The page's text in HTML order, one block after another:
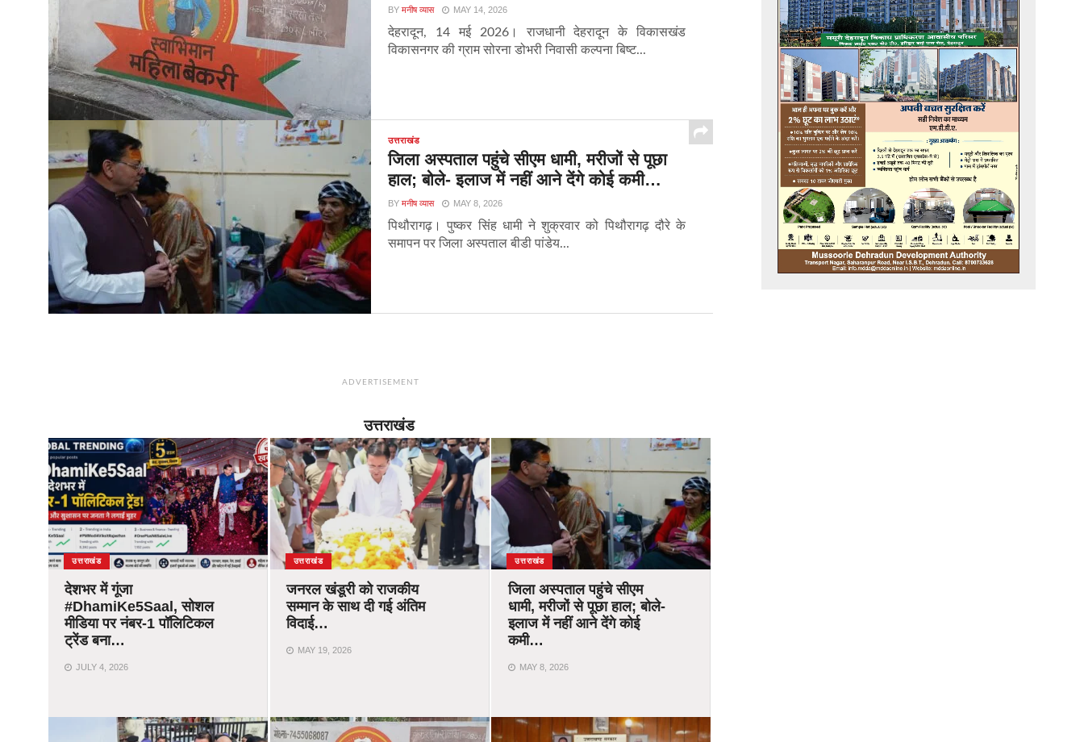
BYमनीष व्यास MAY 14, 2026
देहरादून, 14 मई 2026। राजधानी देहरादून के विकासखंड
विकासनगर की ग्राम सोरना डोभरी निवासी कल्पना बिष्ट...
उत्तराखंड
जिला अस्पताल पहुंचे सीएम धामी, मरीजों से पूछा
हाल; बोले- इलाज में नहीं आने देंगे कोई कमी…
BYमनीष व्यास MAY 8, 2026
पिथौरागढ़। पुष्कर सिंह धामी ने शुक्रवार को पिथौरागढ़ दौरे के
समापन पर जिला अस्पताल बीडी पांडेय...
ADVERTISEMENT
उत्तराखंड
उत्तराखंड
देशभर में गूंजा
#DhamiKe5Saal, सोशल
मीडिया पर नंबर-1 पॉलिटिकल
ट्रेंड बना…
JULY 4, 2026
उत्तराखंड
जनरल खंडूरी को राजकीय
सम्मान के साथ दी गई अंतिम
विदाई…
MAY 19, 2026
उत्तराखंड
जिला अस्पताल पहुंचे सीएम
धामी, मरीजों से पूछा हाल; बोले-
इलाज में नहीं आने देंगे कोई
कमी…
MAY 8, 2026